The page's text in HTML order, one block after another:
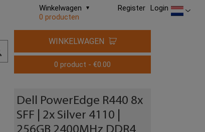
Register Login
Winkelwagen
0 producten
WINKELWAGEN
0 product - €0.00
Dell PowerEdge R440 8x
SFF | 2x Silver 4110 |